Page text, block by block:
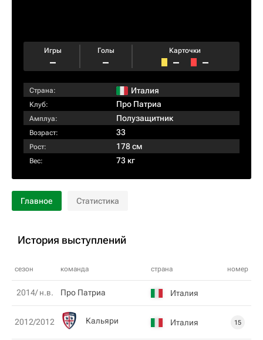
Игры
–
Голы
–
Карточки
– –
Страна: Италия
Клуб: Про Патриа
Амплуа: Полузащитник
Возраст: 33
Рост: 178 см
Вес: 73 кг
Главное Статистика
История выступлений
сезон команда страна номер
2014/ н.в. Про Патриа Италия
2012/2012 Кальяри Италия 15